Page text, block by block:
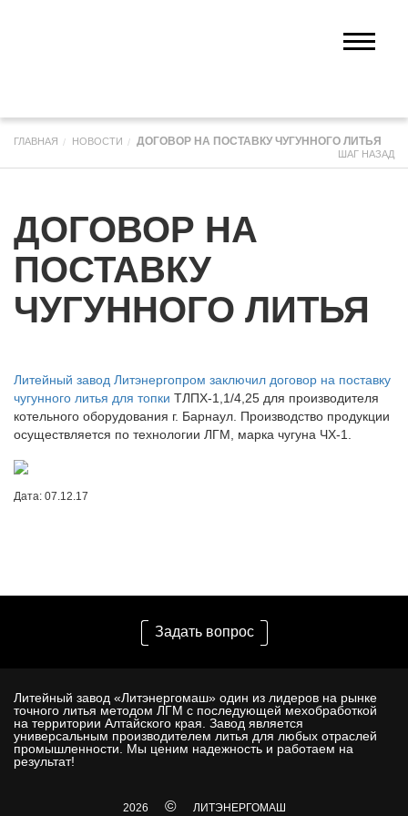
ГЛАВНАЯ НОВОСТИ ДОГОВОР НА ПОСТАВКУ ЧУГУННОГО ЛИТЬЯ
ШАГ НАЗАД
ДОГОВОР НА
ПОСТАВКУ
ЧУГУННОГО ЛИТЬЯ
Литейный завод Литэнергопром заключил договор на поставку
чугунного литья для топки ТЛПХ-1,1/4,25 для производителя
котельного оборудования г. Барнаул. Производство продукции
осуществляется по технологии ЛГМ, марка чугуна ЧХ-1.
Дата: 07.12.17
Задать вопрос
Литейный завод «Литэнергомаш» один из лидеров на рынке
точного литья методом ЛГМ с последующей мехобработкой
на территории Алтайского края. Завод является
универсальным производителем литья для любых отраслей
промышленности. Мы ценим надежность и работаем на
результат!
2026 © ЛИТЭНЕРГОМАШ